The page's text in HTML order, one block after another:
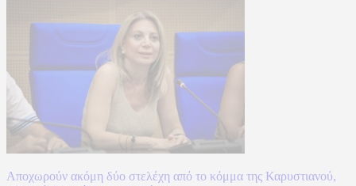
Αποχωρούν ακόμη δύο στελέχη από το κόμμα της Καρυστιανού,